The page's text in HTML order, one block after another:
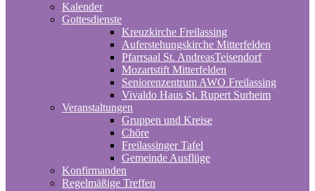
Kalender
Gottesdienste
Kreuzkirche Freilassing
Auferstehungskirche Mitterfelden
Pfarrsaal St. AndreasTeisendorf
Mozartstift Mitterfelden
Seniorenzentrum AWO Freilassing
Vivaldo Haus St. Rupert Surheim
Veranstaltungen
Gruppen und Kreise
Chöre
Freilassinger Tafel
Gemeinde Ausflüge
Konfirmanden
Regelmäßige Treffen